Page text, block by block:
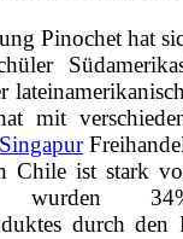
Pinochet hat
mit
Singapur
Chile ist stark
durch